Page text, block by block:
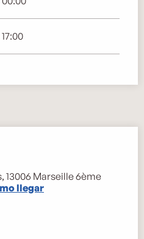
13006 Marseille 6ème
llegar